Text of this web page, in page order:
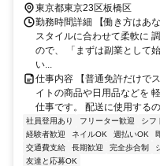
東京都東京23区板橋区
勤務時間詳細 【働き方はあ
スタイルに合わせて柔軟に
ので、 「まずは副業として
い...
仕事内容 【普通免許だけで
イトの商品や日用品などを
仕事です。 配送に使用する
社員登用あり フリーター歓迎 シフ
経験者歓迎
ネイルOK 週払いOK
交通費支給
長期歓迎 完全歩合制
友達と応募OK